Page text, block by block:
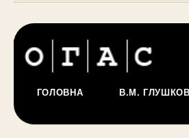
ГОЛОВНА В.М. ГЛУШКОВ